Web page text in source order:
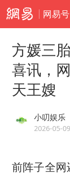
网易号
方媛三
喜讯，
天王嫂
小叨娱乐
2026-05-
前阵子全网